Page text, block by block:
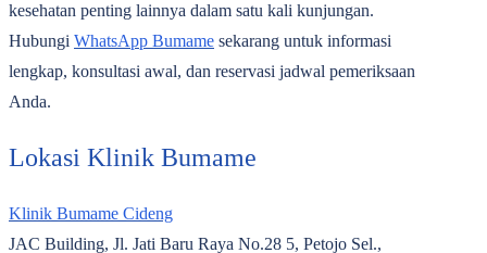
kesehatan penting lainnya dalam satu kali kunjungan.
Hubungi WhatsApp Bumame sekarang untuk informasi
lengkap, konsultasi awal, dan reservasi jadwal pemeriksaan
Anda.
Lokasi Klinik Bumame
Klinik Bumame Cideng
JAC Building, Jl. Jati Baru Raya No.28 5, Petojo Sel.,